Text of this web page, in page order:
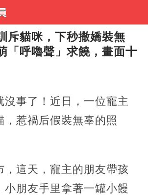
斥貓咪，下秒撒嬌裝無
「呼嚕聲」求饒，畫面十
沒事了！近日，一位寵主
，惹禍后假裝無辜的照
，這天，寵主的朋友帶孩
小朋友手里拿著一罐小饅